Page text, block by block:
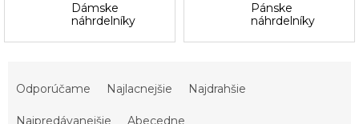
Dámske
náhrdelníky
Pánske
náhrdelníky
Odporúčame Najlacnejšie Najdrahšie